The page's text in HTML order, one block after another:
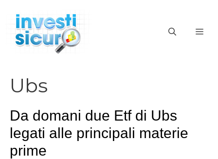
contenuto
Ubs
Da domani due Etf di Ubs
legati alle principali materie
prime